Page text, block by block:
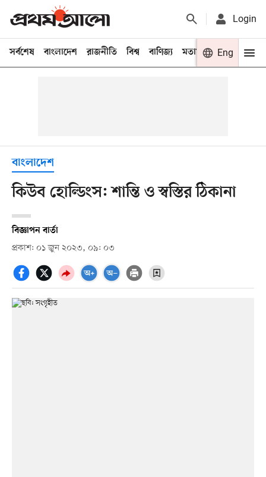
Login
সর্বশেষ বাংলাদেশ রাজনীতি বিশ্ব বাণিজ্য মতামত খেলা
Eng
বাংলাদেশ
কিউব হোল্ডিংস: শান্তি ও স্বস্তির ঠিকানা
বিজ্ঞাপন বার্তা
প্রকাশ: ০১ জুন ২০২৩, ০৯: ০৩